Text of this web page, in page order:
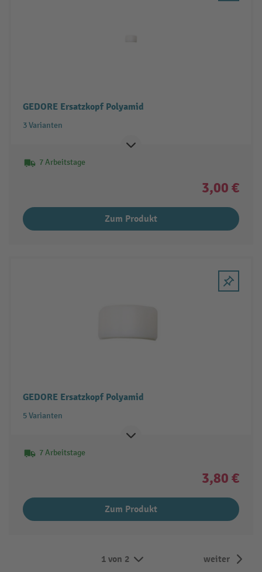
GEDORE Ersatzkopf Polyamid
3 Varianten
7 Arbeitstage
3,00 €
Zum Produkt
GEDORE Ersatzkopf Polyamid
5 Varianten
7 Arbeitstage
3,80 €
Zum Produkt
1 von 2 weiter